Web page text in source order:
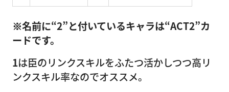
※名前に“2”と付いているキャラは“ACT2”カ
ードです。
1は臣のリンクスキルをふたつ活かしつつ高リ
ンクスキル率なのでオススメ。